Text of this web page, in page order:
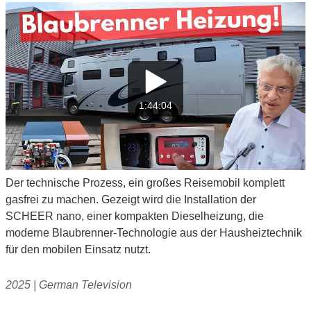
1:44:04
Der technische Prozess, ein großes Reisemobil komplett
gasfrei zu machen. Gezeigt wird die Installation der
SCHEER nano, einer kompakten Dieselheizung, die
moderne Blaubrenner-Technologie aus der Hausheiztechnik
für den mobilen Einsatz nutzt.
2025 | German Television